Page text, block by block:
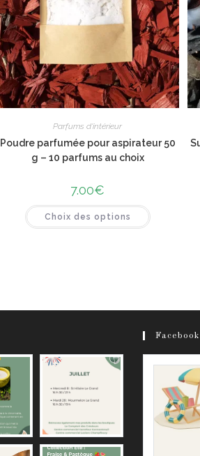
Parfums d'intérieur
Poudre parfumée pour aspirateur 50
g – 10 parfums au choix
7.00€
Choix des options